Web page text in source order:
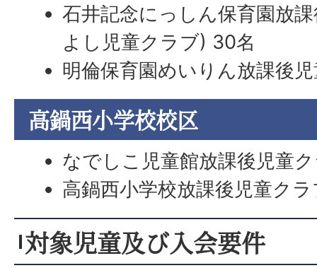
石井記念にっしん保育園放
よし児童クラブ) 30名
明倫保育園めいりん放課後
高鍋西小学校校区
なでしこ児童館放課後児童
高鍋西小学校放課後児童ク
対象児童及び入会要件